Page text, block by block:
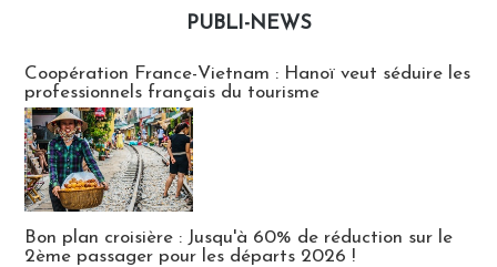
PUBLI-NEWS
Coopération France-Vietnam : Hanoï veut séduire les
professionnels français du tourisme
Bon plan croisière : Jusqu'à 60% de réduction sur le
2ème passager pour les départs 2026 !